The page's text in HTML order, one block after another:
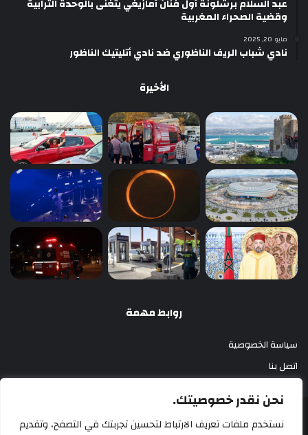
نحن نقدر خصوصيتك.
نستخدم ملفات تعريف الارتباط لتحسين تجربتك في التصفح، وتقديم
عبد السلام برشلونة أول فنان أمازيغي يتغنى بالوحدة الترابية
وقضية الصحراء المغربية
مايو 20, 2025
نادي شباب الريف الناظوري ضد نادي أتليتيك الناظور
الأخيرة
روابط مهمة
سياسة الخصوصية
اتصل بنا
أزري بريس 2025